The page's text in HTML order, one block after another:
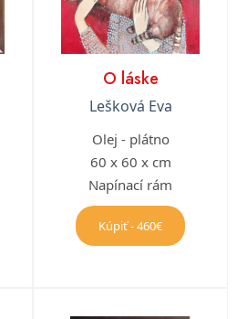
O láske
Lešková Eva
Olej - plátno
60 x 60 x cm
Napínací rám
Kúpiť - 460€